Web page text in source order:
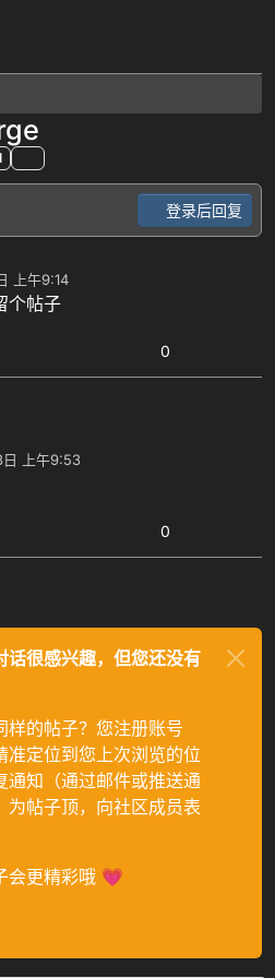
登录后回复
上午9:14
个帖子
0
上午9:53
0
话很感兴趣，但您还没有
样的帖子？您注册账号
准定位到您上次浏览的位
通知（通过邮件或推送通
为帖子顶，向社区成员表
会更精彩哦 💗